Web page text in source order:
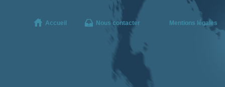
Accueil Nous contacter Mentions légales